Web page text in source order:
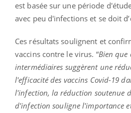
est basée sur une période
avec peu d'infections et se doit
Ces résultats soulignent et
vaccins contre le virus. “Bien que
intermédiaires suggèrent une
l'efficacité des vaccins Covid-19
l'infection, la réduction soutenue
d'infection souligne l'importance